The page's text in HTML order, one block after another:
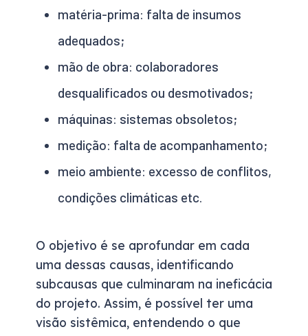
matéria-prima: falta de insumos
adequados;
mão de obra: colaboradores
desqualificados ou desmotivados;
máquinas: sistemas obsoletos;
medição: falta de acompanhamento;
meio ambiente: excesso de conflitos,
condições climáticas etc.
O objetivo é se aprofundar em cada
uma dessas causas, identificando
subcausas que culminaram na ineficácia
do projeto. Assim, é possível ter uma
visão sistêmica, entendendo o que